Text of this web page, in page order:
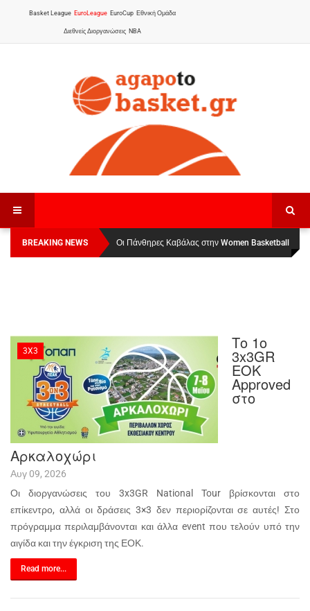
Basket League EuroLeague EuroCup Εθνική Ομάδα
Διεθνείς Διοργανώσεις NBA
BREAKING NEWS
Οι Πάνθηρες Καβάλας στην Women Basketball
League 1:
3X3 Το 1ο
3x3GR
EOK
Approved
στο
Αρκαλοχώρι
Αυγ 09, 2026
Οι διοργανώσεις του 3x3GR National Tour βρίσκονται στο
επίκεντρο, αλλά οι δράσεις 3×3 δεν περιορίζονται σε αυτές! Στο
πρόγραμμα περιλαμβάνονται και άλλα event που τελούν υπό την
αιγίδα και την έγκριση της ΕΟΚ.
Read more...